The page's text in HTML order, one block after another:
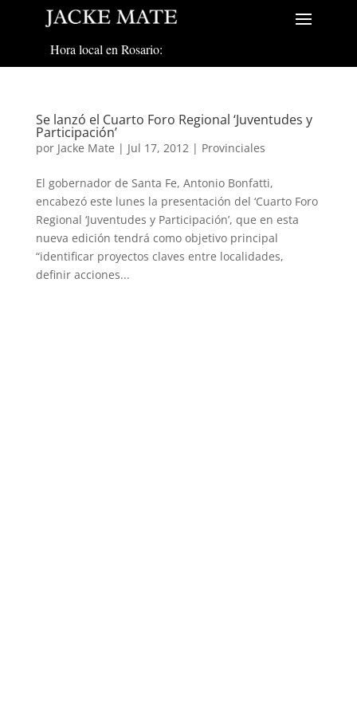
Hora local en Rosario:
Se lanzó el Cuarto Foro Regional ‘Juventudes y
Participación’
por Jacke Mate | Jul 17, 2012 | Provinciales
El gobernador de Santa Fe, Antonio Bonfatti,
encabezó este lunes la presentación del ‘Cuarto Foro
Regional ‘Juventudes y Participación’, que en esta
nueva edición tendrá como objetivo principal
“identificar proyectos claves entre localidades,
definir acciones...